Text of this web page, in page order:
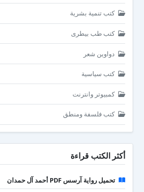
كتب تنمية بشرية
كتب طب بيطرى
دواوين شعر
كتب سياسية
كمبيوتر وانترنت
كتب فلسفة ومنطق
أكثر الكتب قراءة
تحميل رواية آرسس PDF أحمد آل حمدان